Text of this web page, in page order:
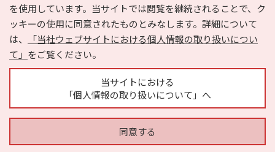
を使用しています。当サイトでは閲覧を継続されることで、ク
ッキーの使用に同意されたものとみなします。詳細について
は、
「当社ウェブサイトにおける個人情報の取り扱いについ
て」 をご覧ください。
当サイトにおける
「個人情報の取り扱いについて」へ
同意する
Copyright © HYOJITO.Co.,Ltd. All Rights Reserved.